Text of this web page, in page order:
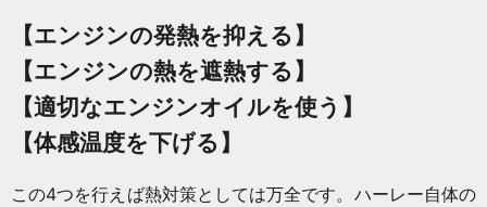
【エンジンの発熱を抑える】
【エンジンの熱を遮熱する】
【適切なエンジンオイルを使う】
【体感温度を下げる】
この4つを行えば熱対策としては万全です。ハーレー自体の